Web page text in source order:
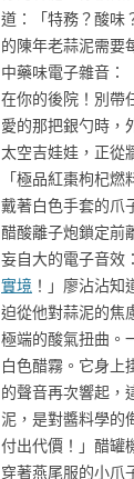
道：「特務？酸味
的陳年老蒜泥需要
中藥味電子雜音
在你的後院！別帶
愛的那把銀勺時，
太空吉娃娃，正從
「極品紅棗枸杞
戴著白色手套的爪
醋酸離子炮鎖定前
妄自大的電子音效
實境 ！」廖沾沾
迫從他對蒜泥的焦
極端的酸氣扭曲。
白色醋霧。它身上
的聲音再次響起，
泥，是對醬料學的
付出代價！」醋罐
穿著燕尾服的小爪